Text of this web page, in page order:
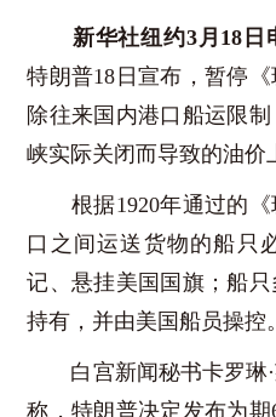
新华社纽约3月18日
特朗普18日宣布，暂停
除往来国内港口船运限
峡实际关闭而导致的油价
根据1920年通过的《
口之间运送货物的船只
记、悬挂美国国旗；船
持有，并由美国船员操控。
白宫新闻秘书卡罗琳·
称，特朗普决定发布为